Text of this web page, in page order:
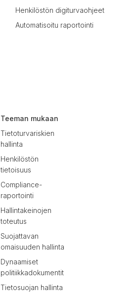
Henkilöstön digiturvaohjeet
Automatisoitu raportointi
Teeman mukaan
Tietoturvariskien
hallinta
Henkilöstön
tietoisuus
Compliance-
raportointi
Hallintakeinojen
toteutus
Suojattavan
omaisuuden hallinta
Dynaamiset
politiikkadokumentit
Tietosuojan hallinta